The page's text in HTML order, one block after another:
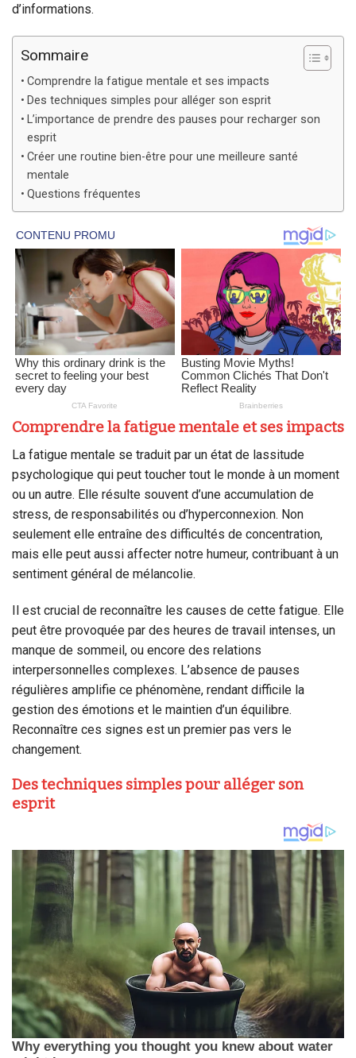
d’informations.
Sommaire
Comprendre la fatigue mentale et ses impacts
Des techniques simples pour alléger son esprit
L’importance de prendre des pauses pour recharger son
esprit
Créer une routine bien-être pour une meilleure santé
mentale
Questions fréquentes
Comprendre la fatigue mentale et ses impacts
La fatigue mentale se traduit par un état de lassitude
psychologique qui peut toucher tout le monde à un moment
ou un autre. Elle résulte souvent d’une accumulation de
stress, de responsabilités ou d’hyperconnexion. Non
seulement elle entraîne des difficultés de concentration,
mais elle peut aussi affecter notre humeur, contribuant à un
sentiment général de mélancolie.
Il est crucial de reconnaître les causes de cette fatigue. Elle
peut être provoquée par des heures de travail intenses, un
manque de sommeil, ou encore des relations
interpersonnelles complexes. L’absence de pauses
régulières amplifie ce phénomène, rendant difficile la
gestion des émotions et le maintien d’un équilibre.
Reconnaître ces signes est un premier pas vers le
changement.
Des techniques simples pour alléger son
esprit